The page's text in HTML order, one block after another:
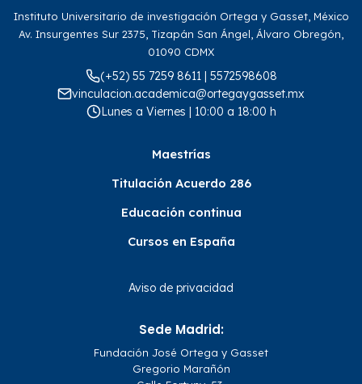
Instituto Universitario de investigación Ortega y Gasset, México
Av. Insurgentes Sur 2375, Tizapán San Ángel, Álvaro Obregón,
01090 CDMX
(+52) 55 7259 8611 | 5572598608
vinculacion.academica@ortegaygasset.mx
Lunes a Viernes | 10:00 a 18:00 h
Maestrías
Titulación Acuerdo 286
Educación continua
Cursos en España
Aviso de privacidad
Sede Madrid:
Fundación José Ortega y Gasset
Gregorio Marañón